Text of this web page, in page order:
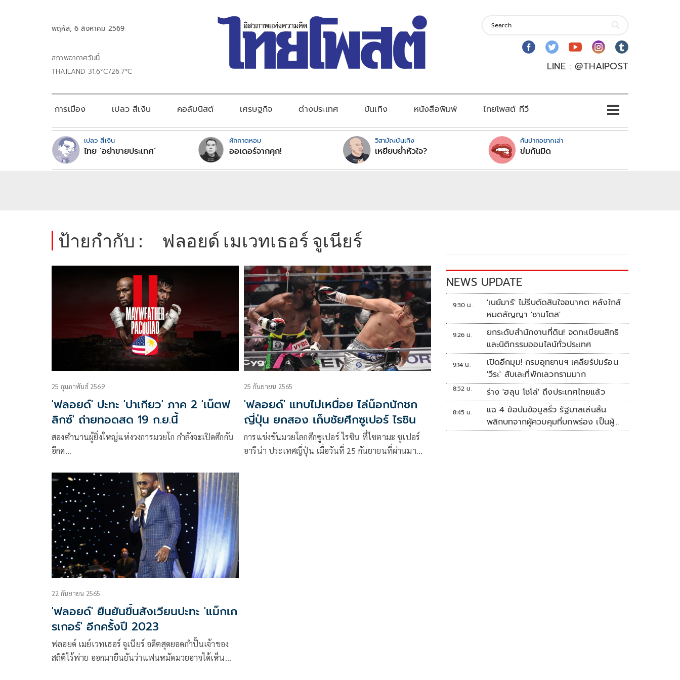
พฤหัส, 6 สิงหาคม 2569
สภาพอากาศวันนี้
THAILAND 31.6°C/26.7°C
LINE : @THAIPOST
การเมือง เปลว สีเงิน คอลัมนิสต์ เศรษฐกิจ ต่างประเทศ บันเทิง หนังสือพิมพ์ ไทยโพสต์ ทีวี
เปลว สีเงิน
ไทย ‘อย่าขายประเทศ’
ผักกาดหอม
ออเดอร์จากคุก!
วิสามัญบันเทิง
เหยียบย่ำหัวใจ?
คันปากอยากเล่า
ข่มกันมิด
ป้ายกำกับ : ฟลอยด์ เมเวทเธอร์ จูเนียร์
25 กุมภาพันธ์ 2569
'ฟลอยด์' ปะทะ 'ปาเกียว' ภาค 2 'เน็ตฟ
ลิกซ์' ถ่ายทอดสด 19 ก.ย.นี้
สองตำนานผู้ยิ่งใหญ่แห่งวงการมวยโก กำลังจะเปิดศึกกัน
อีกค…
25 กันยายน 2565
'ฟลอยด์' แทบไม่เหนื่อย ไล่น็อกนักชก
ญี่ปุ่น ยกสอง เก็บชัยศึกซูเปอร์ ไรซิน
การแข่งขันมวยโลกศึกซูเปอร์ ไรซิน ที่ไซตามะ ซูเปอร์
อารีน่า ประเทศญี่ปุ่น เมื่อวันที่ 25 กันยายนที่ผ่านมา
22 กันยายน 2565
'ฟลอยด์' ยืนยันขึ้นสังเวียนปะทะ 'แม็กเก
รเกอร์' อีกครั้งปี 2023
ฟลอยด์ เมย์เวทเธอร์ จูเนียร์ อดีตสุดยอดกำปั้นเจ้าของ
สถิติไร้พ่าย ออกมายืนยันว่าแฟนหมัดมวยอาจได้เห็น
NEWS UPDATE
9:30 น.
'เนย์มาร์' ไม่รีบตัดสินใจอนาคต หลังใกล้
หมดสัญญา 'ซานโตส'
9:26 น.
ยกระดับสำนักงานที่ดิน! จดทะเบียนสิทธิ
และนิติกรรมออนไลน์ทั่วประเทศ
9:14 น.
เปิดอีกมุม! กรมอุทยานฯ เคลียร์ปมร้อน
'วีระ' สับเละที่พักเลวทรามมาก
8:52 น. ร่าง 'ฮลุน โซโล่' ถึงประเทศไทยแล้ว
8:45 น.
แฉ 4 ข้อปมข้อมูลรั่ว รัฐบาลเล่นลิ้น
พลิกบทจากผู้ควบคุมที่บกพร่อง เป็นผู้
เสียหายขู่ฟ้องคนเอาความจริงมาพูด